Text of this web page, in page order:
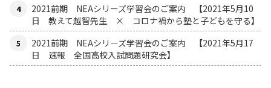
2021前期 NEAシリーズ学習会のご案内 【2021年5月10
日 教えて越智先生 × コロナ禍から塾と子どもを守る】
2021前期 NEAシリーズ学習会のご案内 【2021年5月17
日 速報 全国高校入試問題研究会】